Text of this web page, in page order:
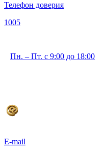
Телефон доверия
1005
Пн. – Пт. с 9:00 до 18:00
E-mail